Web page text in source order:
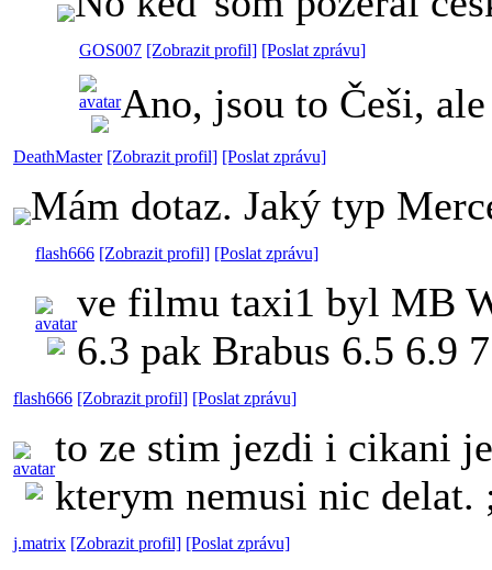
GOS007 [Zobrazit profil] [Poslat zprávu]
Ano, jsou to Češi,
DeathMaster [Zobrazit profil] [Poslat zprávu]
Mám dotaz. Jaký typ
flash666 [Zobrazit profil] [Poslat zprávu]
ve filmu taxi1 byl MB
6.3 pak Brabus 6.5 6.9
flash666 [Zobrazit profil] [Poslat zprávu]
to ze stim jezdi i cikani
kterym nemusi nic
j.matrix [Zobrazit profil] [Poslat zprávu]